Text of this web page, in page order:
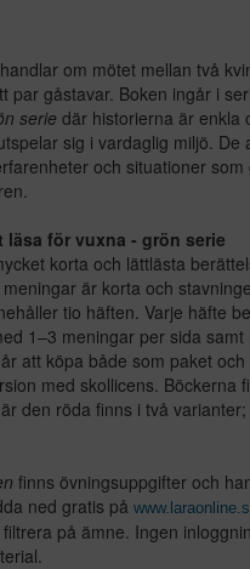
handlar om mötet mellan två
par gåstavar. Boken ingår i
seriedär historierna är enkla
sig i vardaglig miljö. De
och situationer som
läsa för vuxna - grön serie
korta och lättlästa
är korta och
tio häften. Varje häfte
1–3 meningar per sida samt
att köpa både som paket
med skollicens. Böckerna
den röda finns i två
finns övningsuppgifter och
ned gratis på
på ämne. Ingen